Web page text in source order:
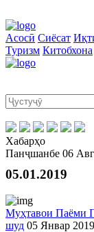
Асосӣ Сиёсат
Туризм Китобхона
Хабарҳо
Панҷшанбе 06
05.01.2019
Муҳтавои Паёми
шуд 05 Январ 2019